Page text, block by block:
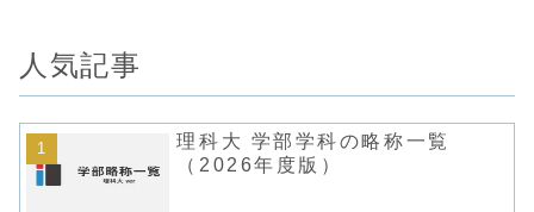
人気記事
理科大 学部学科の略称一覧
（2026年度版）